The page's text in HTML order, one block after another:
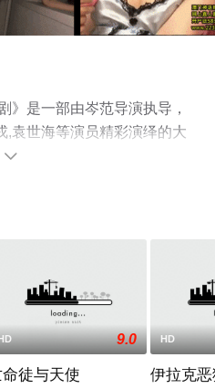
》是一部由岑范导演执导，
,袁世海等演员精彩演绎的大
删减完整版电影就上星辰电

9.0
徒与天使
HD
伊拉克